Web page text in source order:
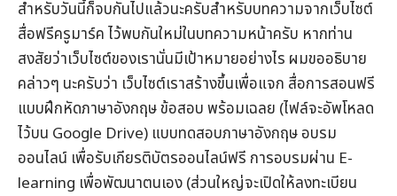
สำหรับวันนี้ก็จบกันไปแล้วนะครับสำหรับบทความจากเว็บไซต์
สื่อฟรีครูมาร์คไว้พบกันใหม่ในบทความหน้าครับ หากท่าน
สงสัยว่าเว็บไซต์ของเรานั่นมีเป้าหมายอย่างไร ผมขออธิบาย
คล่าวๆ นะครับว่า เว็บไซต์เราสร้างขึ้นเพื่อแจก สื่อการสอนฟรี
แบบฝึกหัดภาษาอังกฤษข้อสอบพร้อมเฉลย (ไฟล์จะอัพโหลด
ไว้บน Google Drive) แบบทดสอบภาษาอังกฤษอบรม
ออนไลน์ เพื่อรับเกียรติบัตรออนไลน์ฟรี การอบรมผ่าน E-
learning เพื่อพัฒนาตนเอง (ส่วนใหญ่จะเปิดให้ลงทะเบียน